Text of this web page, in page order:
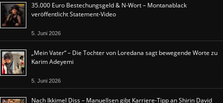
35.000 Euro Bestechungsgeld & N-Wort – Montanablack
veröffentlicht Statement-Video
5. Juni 2026
„Mein Vater“ – Die Tochter von Loredana sagt bewegende Worte zu
Karim Adeyemi
5. Juni 2026
Nach Ikkimel Diss – Manuellsen gibt Karriere-Tipp an Shirin David